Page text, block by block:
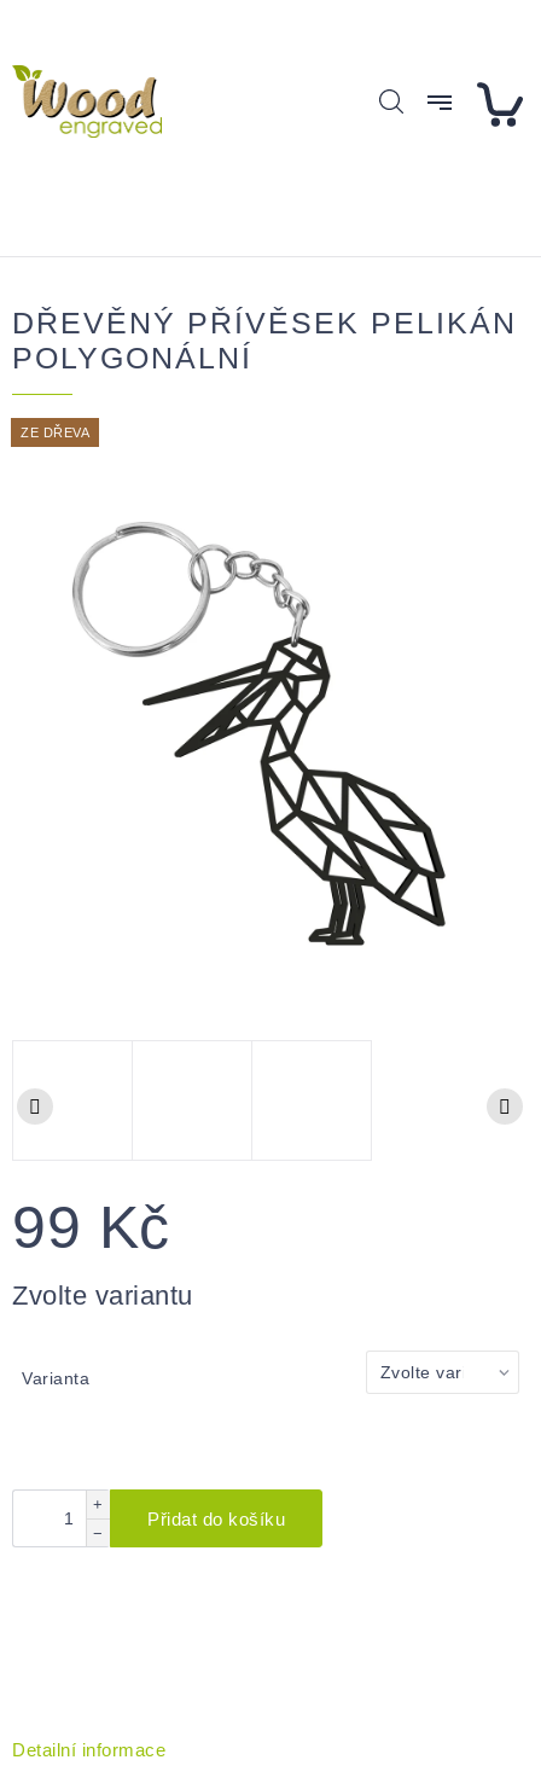
DŘEVĚNÝ PŘÍVĚSEK PELIKÁN
POLYGONÁLNÍ
ZE DŘEVA
99 Kč
cena:
Zvolte variantu
Varianta
+
−
Přidat do košíku
Detailní informace